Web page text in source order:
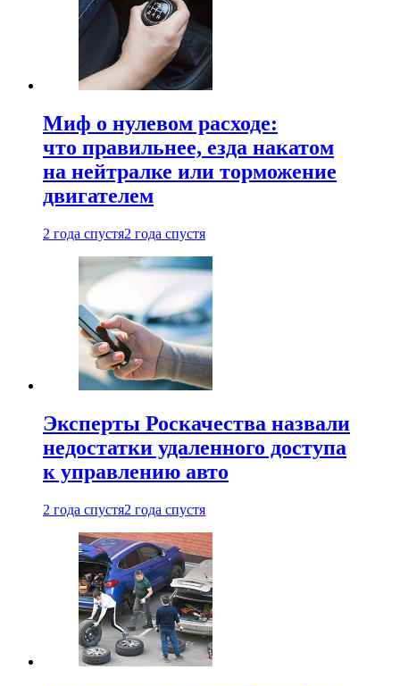
Миф о нулевом расходе:
что правильнее, езда накатом
на нейтралке или торможение
двигателем
2 года спустя2 года спустя
Эксперты Роскачества назвали
недостатки удаленного доступа
к управлению авто
2 года спустя2 года спустя